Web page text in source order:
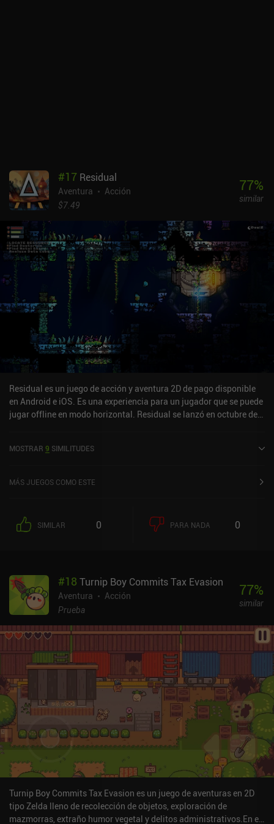
sus partes complicadas está pensado para que los aficionados a
los juegos de acción desafiantes se sientan recompensados. Así
que tenlo en cuenta antes de decidirte a jugar a este juego en el
móvil o en otra plataforma. No Place for Bravery es un juego
premium de 4,99 $ sin anuncios ni iAP. A pesar de sus pocos
defectos, en general es un gran juego que me cautivó lo suficiente
como para completarlo.
#17 Residual
Aventura
Acción
$7.49
77%
similar
Residual es un juego de acción y aventura 2D de pago disponible
en Android e iOS. Es una experiencia para un jugador que se puede
jugar offline en modo horizontal. Residual se lanzó en octubre de
MOSTRAR 9 SIMILITUDES
MÁS JUEGOS COMO ESTE
SIMILAR 0 PARA NADA 0
#18 Turnip Boy Commits Tax Evasion
Aventura
Acción
Prueba
77%
similar
Turnip Boy Commits Tax Evasion es un juego de aventuras en 2D
tipo Zelda lleno de recolección de objetos, exploración de
mazmorras, extraño humor vegetal y delitos administrativos.En el